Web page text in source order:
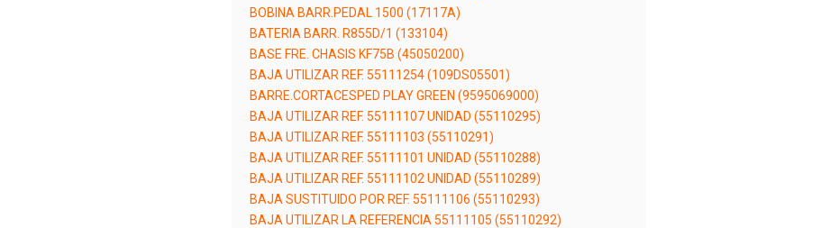
BOBINA BARR.PEDAL 1500 (17117A)
BATERIA BARR. R855D/1 (133104)
BASE FRE. CHASIS KF75B (45050200)
BAJA UTILIZAR REF. 55111254 (109DS05501)
BARRE.CORTACESPED PLAY GREEN (9595069000)
BAJA UTILIZAR REF. 55111107 UNIDAD (55110295)
BAJA UTILIZAR REF. 55111103 (55110291)
BAJA UTILIZAR REF. 55111101 UNIDAD (55110288)
BAJA UTILIZAR REF. 55111102 UNIDAD (55110289)
BAJA SUSTITUIDO POR REF. 55111106 (55110293)
BAJA UTILIZAR LA REFERENCIA 55111105 (55110292)